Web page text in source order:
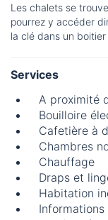
Les chalets se
pourrez y accéder
la clé dans un boitier
Services
A proximité
Bouilloire
Cafetière à
Chambres
Chauffage
Draps et
Habitation